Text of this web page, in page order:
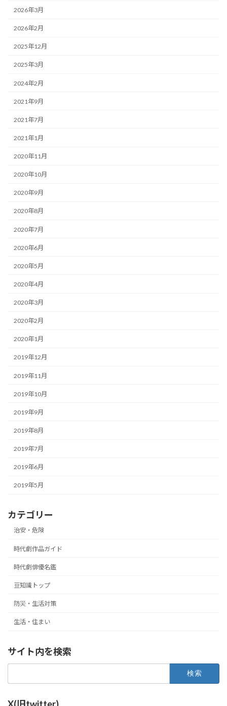
2026年3月
2026年2月
2025年12月
2025年3月
2024年2月
2021年9月
2021年7月
2021年1月
2020年11月
2020年10月
2020年9月
2020年8月
2020年7月
2020年6月
2020年5月
2020年4月
2020年3月
2020年2月
2020年1月
2019年12月
2019年11月
2019年10月
2019年9月
2019年8月
2019年7月
2019年6月
2019年5月
カテゴリー
治安・危険
時代劇作品ガイド
時代劇俳優名鑑
豆知識トップ
防災・生活対策
生活・住まい
サイト内を検索